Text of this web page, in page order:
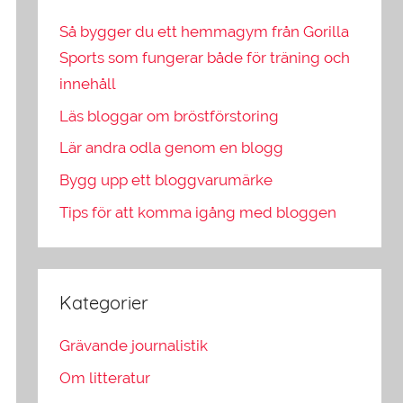
Så bygger du ett hemmagym från Gorilla
Sports som fungerar både för träning och
innehåll
Läs bloggar om bröstförstoring
Lär andra odla genom en blogg
Bygg upp ett bloggvarumärke
Tips för att komma igång med bloggen
Kategorier
Grävande journalistik
Om litteratur